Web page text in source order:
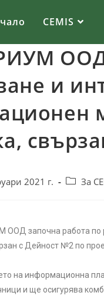
CEMIS
ООД
и
2021 г. За
започна работа по
с Дейност №2 по
на информационна
и ще осигурява